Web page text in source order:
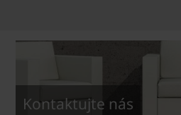
Kontaktujte nás